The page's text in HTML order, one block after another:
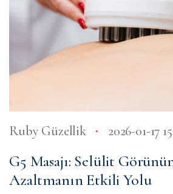
Ruby Güzellik 2026-01-17
G5 Masajı: Selülit
Azaltmanın Etkili Yolu